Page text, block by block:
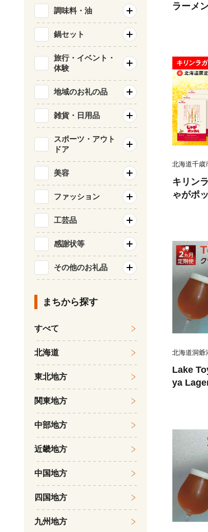
ラーメ
地ラー
北海道千歳
キリン
ゃがポ
ル お
北海道洞爺
Lake
ya
枚付) 2
ル アル
BQ 家
調味料・油
鍋セット
旅行・イベント・
体験
地域のお礼の品
雑貨・日用品
スポーツ・アウト
ドア
美容
ファッション
工芸品
感謝状等
その他のお礼品
まちから探す
すべて
北海道
東北地方
関東地方
中部地方
近畿地方
中国地方
四国地方
九州地方